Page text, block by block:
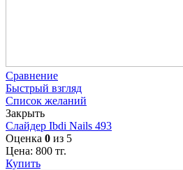
Сравнение
Быстрый взгляд
Список желаний
Закрыть
Слайдер Ibdi Nails 493
Оценка 0 из 5
Цена: 800 тг.
Купить